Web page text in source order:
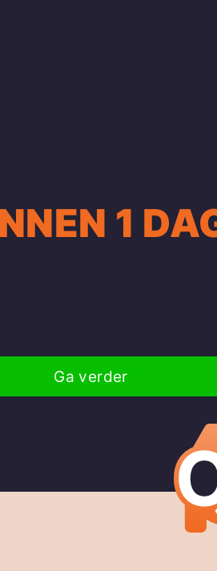
1
Ga verder